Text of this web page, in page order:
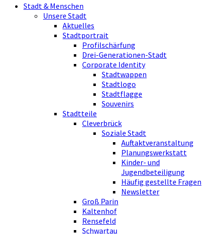
Stadt & Menschen
Unsere Stadt
Aktuelles
Stadtportrait
Profilschärfung
Drei-Generationen-Stadt
Corporate Identity
Stadtwappen
Stadtlogo
Stadtflagge
Souvenirs
Stadtteile
Cleverbrück
Soziale Stadt
Auftaktveranstaltung
Planungswerkstatt
Kinder- und
Jugendbeteiligung
Häufig gestellte Fragen
Newsletter
Groß Parin
Kaltenhof
Rensefeld
Schwartau